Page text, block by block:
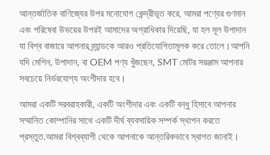
আন্তর্জাতিক বাণিজ্যের উপর মনোযোগ কেন্দ্রীভূত করে, আমরা পণ্যের গুণমান
এবং পরিষেবা উভয়ের উপরই আমাদের অগ্রাধিকার দিয়েছি, যা হল মূল উপাদান
যা বিশ্ব বাজারে আপনার ব্র্যান্ডকে আরও প্রতিযোগিতামূলক করে তোলে।আপনি
যদি মেশিন, উপাদান, বা OEM পণ্য খুঁজছেন, SMT মোটর সরঞ্জাম আপনার
সবচেয়ে নির্ভরযোগ্য অংশীদার হবে।
আমরা একটি সরবরাহকারী, একটি অংশীদার এবং একটি বন্ধু হিসাবে আপনার
সম্মানিত কোম্পানির সাথে একটি দীর্ঘ ব্যবসায়িক সম্পর্ক স্থাপন করতে
প্রস্তুত.আমরা বিশ্বব্যাপী থেকে আপনাকে আন্তরিকভাবে স্বাগত জানাই।